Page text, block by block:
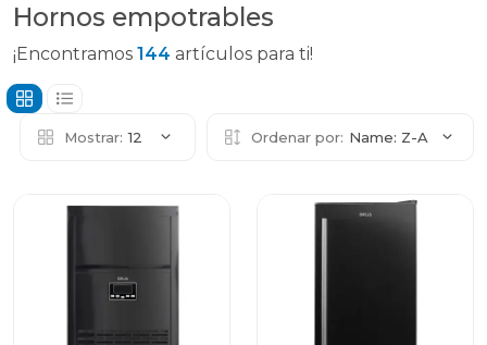
Hornos empotrables
¡Encontramos 144 artículos para ti!
Mostrar: 12 Ordenar por: Name: Z-A